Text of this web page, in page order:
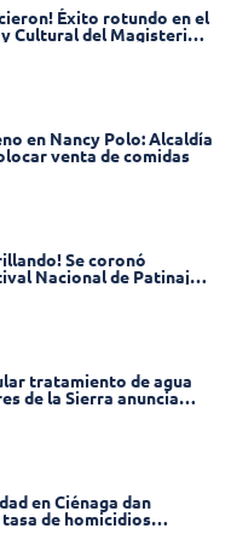
Éxito rotundo en el
Cultural del Magisterio
en Nancy Polo: Alcaldía
venta de comidas
Se coronó
Nacional de Patinaje
tratamiento de agua
de la Sierra anuncia
en Ciénaga dan
de homicidios